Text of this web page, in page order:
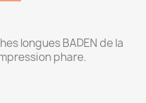
longues BADEN de la
phare.